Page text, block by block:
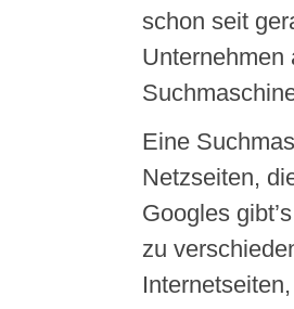
schon seit
Unternehmen
Eine
Netzseiten,
Googles
zu